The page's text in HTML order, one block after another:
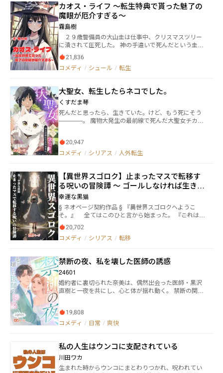
約者。辺境の怠け者公爵だった。 アップルを冷遇し、
興味も示さない公爵。 ところが―― 「……このタルト、な
んかうまくね？」 アップルの唯一の趣味・スイーツ作
りで、なぜか公爵が懐きはじめて!? 一方その頃、スノ
ーホワイトは死と復活を繰り返し、民衆を率いて革命
戦争を始めていた――!? 王妃軍VS革命軍の大激突。 戦況
のカギを握るのは……アップルの手作りスイーツ⁉ 魔
力なし、ルックス普通、家事が取り柄の地味姉が、ス
イーツと根性で国を救うまでの、ちょっと甘くて、切
カオス・ライフ ～転生特典で貰った魅了の
魔眼が厄介すぎる～
霧島樹
２９歳警備員の大山圭は仕事中、クリスマスツリー
に潰されて圧死した。 神の手違いで死んだという圭
は、異世界の神に特典として『魅了の魔眼』を貰い、
別人の姿で転生する。 だがその魔眼は、目を合わせ
ると勝手に発動する厄介なものだった。 圭は異世界
21,836
コメディ / シュール / 転生
大聖女、転生したらネコでした。
くすだま琴
死んだと思ったら、生きていた。けど、もう死にそう
————。 魔物大発生の最前線で死んだ大聖女チカ。
さに押しつぶされそう（物理）だけど、そこそこ平和
に暮らしている。 けれども前世を思い出してしまった
い。まさか猫が何かするなんて思わないよ。わたしの
ネコは完璧です！ 平和に暮らしながらも気になるのは
前世の母国がどうなったということ。 敬愛する皇帝陛
下の無事を気にしながらも、チカは今日も魔法伯にギ
ュウギュウとされるのだった。
20,947
コメディ / シリアス / 人外転生
【異世界スゴロク】止まったマスで転移す
る呪いの冒険譚 ～ ゴールしなければ生き残
れない～
幸運な黒猫
§ ネオページ契約作品 § 『――異世界スゴロクへようこ
そ。』 全てはこのひと言から始まった。 『――これは、
ゴールを目指しながら様々な世界を旅するゲームで
す。』 僕らは密室に閉じ込められ、このスゴロクを
クリアしないと、ここからでる事ができない状況に置
回し、様々な世界へ転移してミッションをクリアしな
ければ戻って来られないルールだ。 誰がこんなゲー
ムを仕掛けたのか？ その目的は？ 動機は？ そ
して、僕らが選ばれた理由は？ 全てが謎に包まれた
まま、危険と隣り合わせの冒険に足を踏み入れる。
か？ 2025/07/07 連載開始！
20,702
コメディ / シリアス / 転移
禁断の夜、私を壊した医師の誘惑
24601
婚約者に裏切られた奈美は、偶然出会った医師・黒沢
直樹と一夜を共にし、心と体が揺れ動く。 禁断の関係
的で切ない関係が織り成す、愛と裏切りの物語。 人間
関係の複雑さ、心の葛藤、そして欲望に引き寄せられ
19,808
コメディ / 日常 / 爽快
私の人生はウンコに支配されている
川田ワカ
生まれた時からウンコにまとわりつかれ、呪われてい